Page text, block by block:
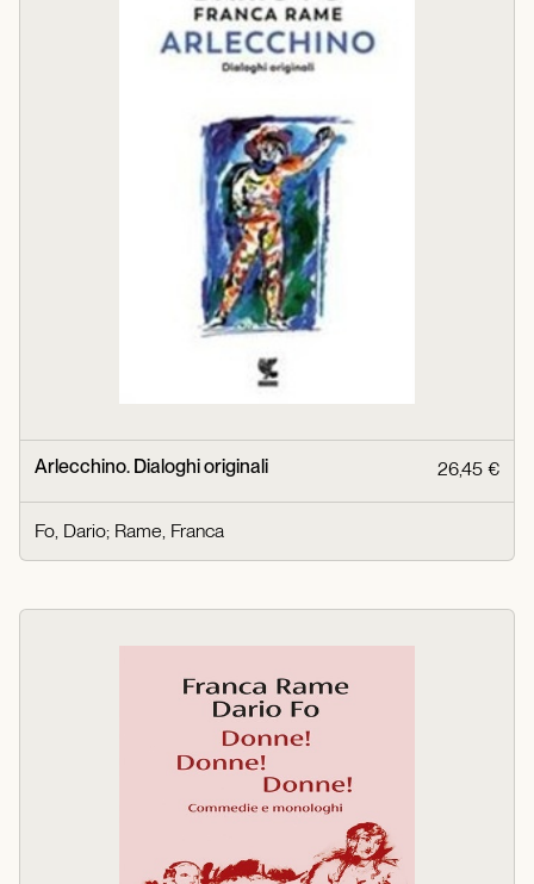
Arlecchino. Dialoghi originali 26,45 €
Fo, Dario; Rame, Franca